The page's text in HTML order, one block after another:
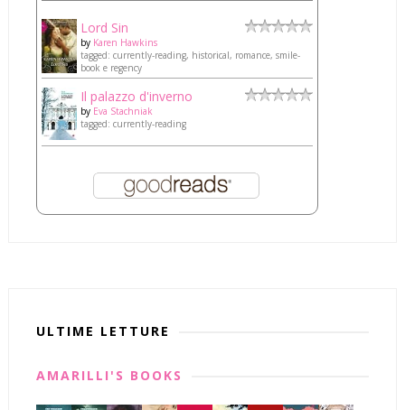
Lord Sin
by Karen Hawkins
tagged: currently-reading, historical, romance, smile-
book e regency
Il palazzo d'inverno
by Eva Stachniak
tagged: currently-reading
ULTIME LETTURE
AMARILLI'S BOOKS